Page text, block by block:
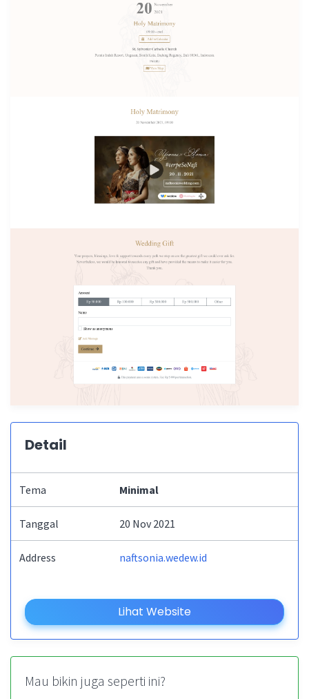
Detail
Tema Minimal
Tanggal 20 Nov 2021
Address naftsonia.wedew.id
Lihat Website
Mau bikin juga seperti ini?